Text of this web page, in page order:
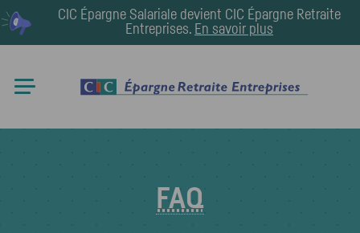
CIC Épargne Salariale devient CIC Épargne Retraite
Entreprises. En savoir plus
FAQ